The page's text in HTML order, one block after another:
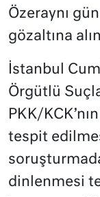
Özeraynı
gözaltına
İstanbul
Örgütlü
PKK/
tespit
dinlenmesi